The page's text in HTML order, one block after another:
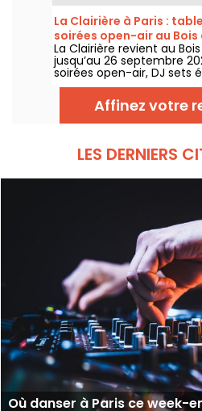
La Clairière à Paris :
soirées open-air au Bois
La Clairière revient au
jusqu’au 26 septembre
soirées open-air, DJ sets
trucks, zone chill et
au Domaine de
air parisien accueille le
et samedis soir, avec
Affinez votre
LES DERNIERS
Où danser à Paris ce week-